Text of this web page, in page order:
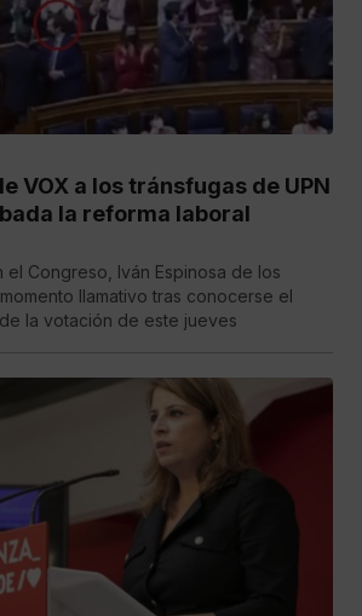
VOX a los tránsfugas de UPN
la reforma laboral
el Congreso, Iván Espinosa de los
llamativo tras conocerse el
la votación de este jueves